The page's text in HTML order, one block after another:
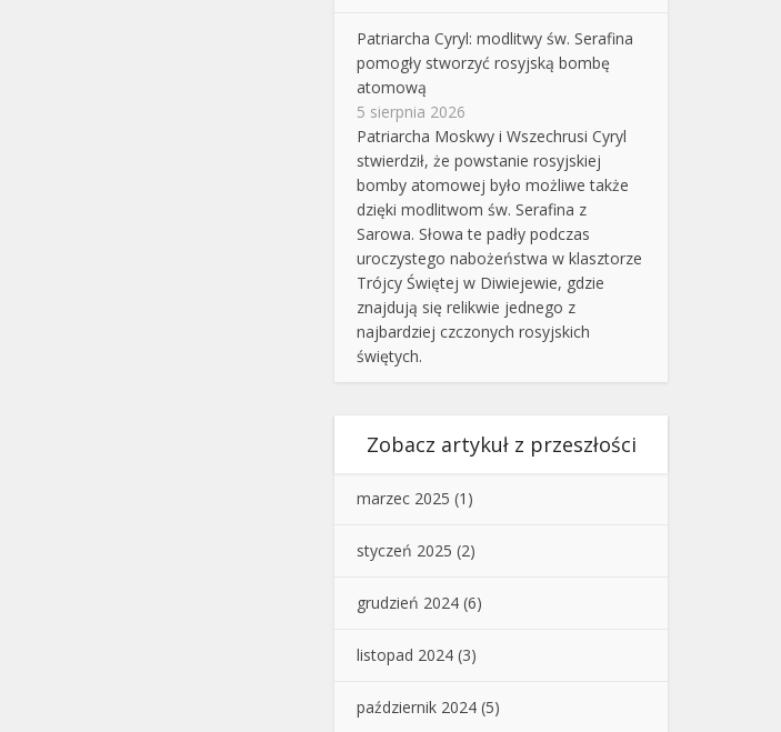
Patriarcha Cyryl: modlitwy św. Serafina
pomogły stworzyć rosyjską bombę
atomową
5 sierpnia 2026
Patriarcha Moskwy i Wszechrusi Cyryl
stwierdził, że powstanie rosyjskiej
bomby atomowej było możliwe także
dzięki modlitwom św. Serafina z
Sarowa. Słowa te padły podczas
uroczystego nabożeństwa w klasztorze
Trójcy Świętej w Diwiejewie, gdzie
znajdują się relikwie jednego z
najbardziej czczonych rosyjskich
świętych.
Zobacz artykuł z przeszłości
marzec 2025 (1)
styczeń 2025 (2)
grudzień 2024 (6)
listopad 2024 (3)
październik 2024 (5)